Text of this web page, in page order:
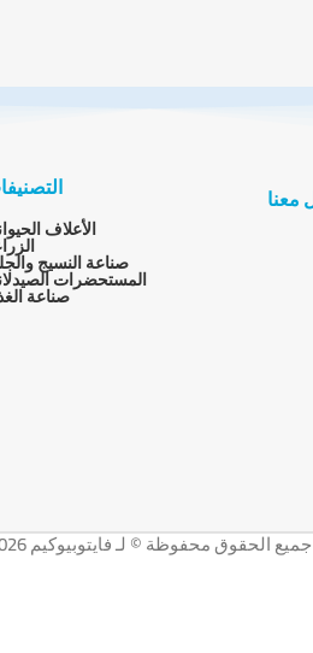
الأعلاف
صناعة النسيج
المستحضرات
صناعة
جميع الحقوق محفوظة © لـ فايتوبيوكيم 2026